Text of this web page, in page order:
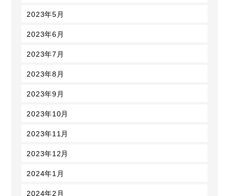
2023年5月
2023年6月
2023年7月
2023年8月
2023年9月
2023年10月
2023年11月
2023年12月
2024年1月
2024年2月